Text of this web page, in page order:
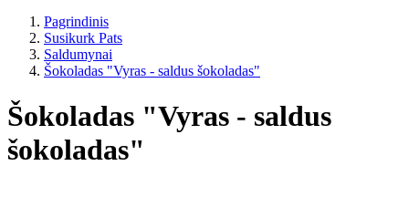
Pagrindinis
Susikurk Pats
Saldumynai
Šokoladas "Vyras - saldus šokoladas"
Šokoladas "Vyras - saldus
šokoladas"